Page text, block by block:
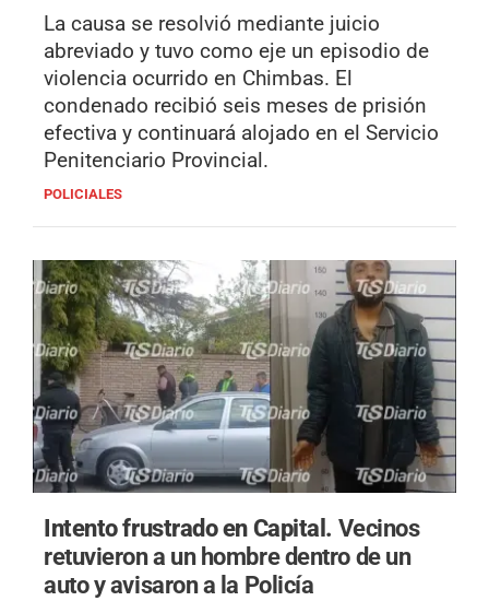
La causa se resolvió mediante juicio
abreviado y tuvo como eje un episodio de
violencia ocurrido en Chimbas. El
condenado recibió seis meses de prisión
efectiva y continuará alojado en el Servicio
Penitenciario Provincial.
POLICIALES
Intento frustrado en Capital. Vecinos
retuvieron a un hombre dentro de un
auto y avisaron a la Policía